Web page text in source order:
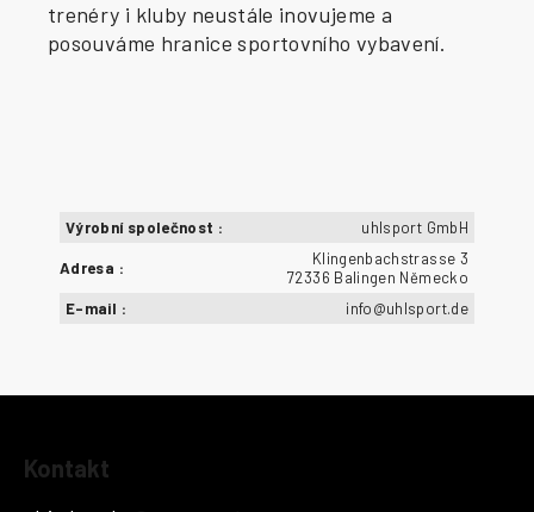
trenéry i kluby neustále inovujeme a
posouváme hranice sportovního vybavení.
Výrobní společnost : uhlsport GmbH
Adresa :
Klingenbachstrasse 3
72336 Balingen Německo
E-mail : info@uhlsport.de
Kontakt